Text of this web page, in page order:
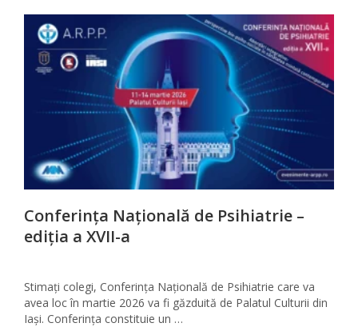
Conferința Națională de Psihiatrie –
ediția a XVII-a
Stimați colegi, Conferința Națională de Psihiatrie care va
avea loc în martie 2026 va fi găzduită de Palatul Culturii din
Iași. Conferința constituie un …